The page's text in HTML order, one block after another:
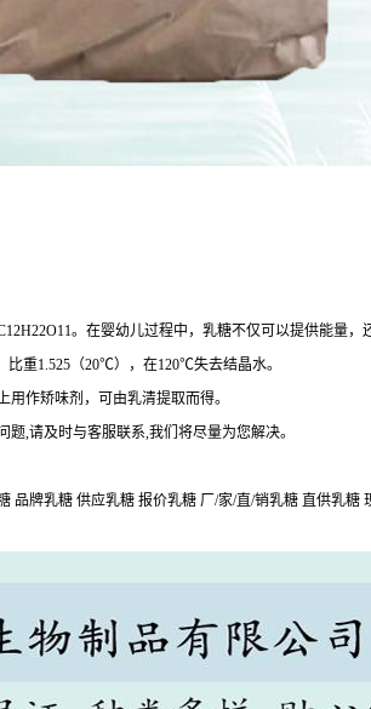
。在婴幼儿过程中，乳糖不仅可以提供能量，
比重1.525（20℃），在120℃失去结晶水。
用作矫味剂，可由乳清提取而得。
,请及时与客服联系,我们将尽量为您解决。
品牌乳糖 供应乳糖 报价乳糖 厂/家/直/销乳糖 直供乳